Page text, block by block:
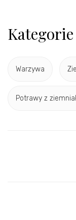
Warzywa
Potrawy z